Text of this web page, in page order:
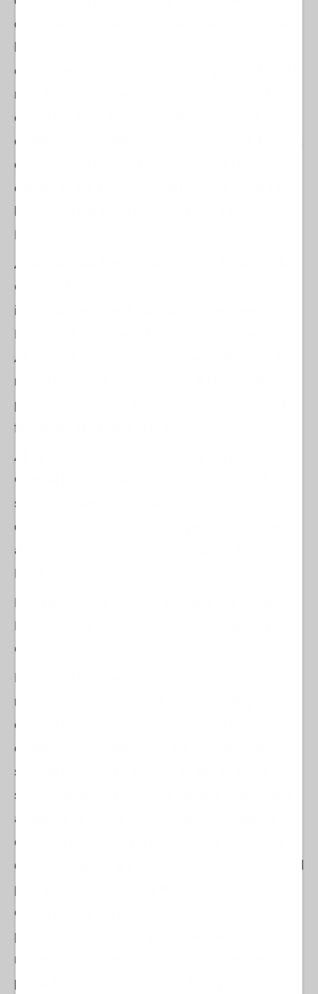
disastrati dei cittadini europei, utile a rilanciare
conquistare la maggioranza nei governi locali e
nell'Unione europea.
che ci ha detto Trump: combattere, combattere,
combattere.
Dobbiamo riconquistare un'Europa
che è nostra e che ci appartiene
cristiana”, ha infatti dichiarato André Ventura,
Portogallo.
A partire dalla loro fondazione, codificata dalla
Carta di Madrid, nel 2020, i “patrioti” si sono già
incontrati tre volte. L'ultima, a novembre, a
Parigi, per eleggere alla presidenza, Santiago
Abascal. A capo del partito spagnolo Vox, che
risulta terzo nei sondaggi con il 15% delle
preferenze, Abascal è stato uno dei principali
firmatari della Carta di Madrid.
All'epoca c'era anche l'attuale premier italiana,
Giorgia Meloni, a lanciare, da candidata, il suo
slogan-tormentone: “Sono Giorgia, sono una
donna, sono cristiana”. Ora, però, sta provando
a indossare anche altre uniformi, fra Trump,
Musk e von der Lyen.
Ben presente, invece, la golpista venezuelana,
Maria Corina Machado, altra firmataria della
Carta di Madrid.
È stata lei a aprire la convention con un video-
messaggio assai esplicito rispetto alle proprie
convinzioni: “Stiamo vivendo tempi di
cambiamenti vertiginosi – ha esordito -: la
società capisce il valore della libertà e del
senso comune.
abbiamo gli stessi valori e obiettivi, lottiamo
contro la dittatura”, ha concluso la “difensora
dei diritti umani”, a cui l'Europa ha consegnato il
premio Sakharov per la libertà di opinione:
celebrata sia dai partiti di centrosinistra che dal
peggior fascismo europeo. Machado ha
ringraziato
prima linea – ha detto - nella lotta per la libertà